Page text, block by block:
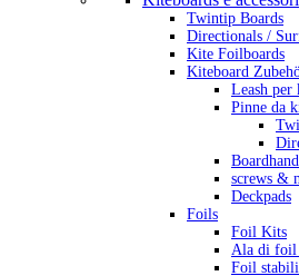
Twintip Boards
Directionals /
Kite Foilboards
Kiteboard
Leash per
Pinne da
screws &
Deckpads
Foils
Foil Kits
Ala di foil
Foil